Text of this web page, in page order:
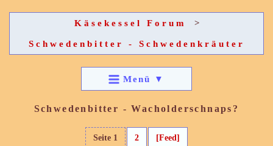
Käsekessel Forum
>
Schwedenbitter - Schwedenkräuter
Menü ▼
Schwedenbitter - Wacholderschnaps?
Seite 1 2 [Feed]